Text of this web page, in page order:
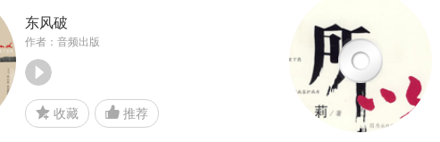
东风破
作者：音频出版
收藏 推荐